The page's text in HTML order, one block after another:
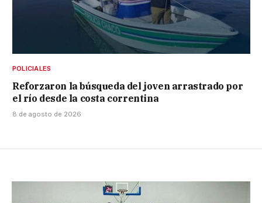
POLICIALES
Reforzaron la búsqueda del joven arrastrado por
el río desde la costa correntina
8 de agosto de 2026